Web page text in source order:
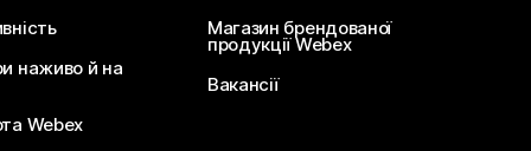
наживо й на
Webex
Магазин брендованої
продукції Webex
Вакансії